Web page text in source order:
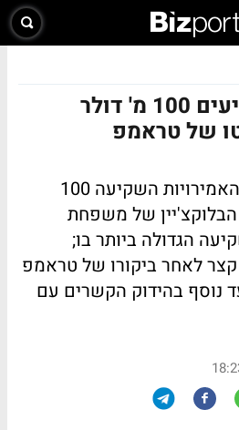
האמירתים משקיעים 100 מ' דולר
של טראמפ
קרן Aqua 1 מאיחוד האמירויות השקיעה 100
הבלוקצ'יין של משפחת
הגדולה ביותר בו;
לאחר ביקורו של טראמפ
נוסף בהידוק הקשרים עם